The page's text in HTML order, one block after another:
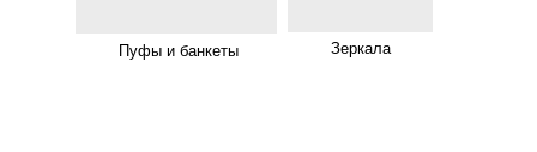
Пуфы и банкеты Зеркала